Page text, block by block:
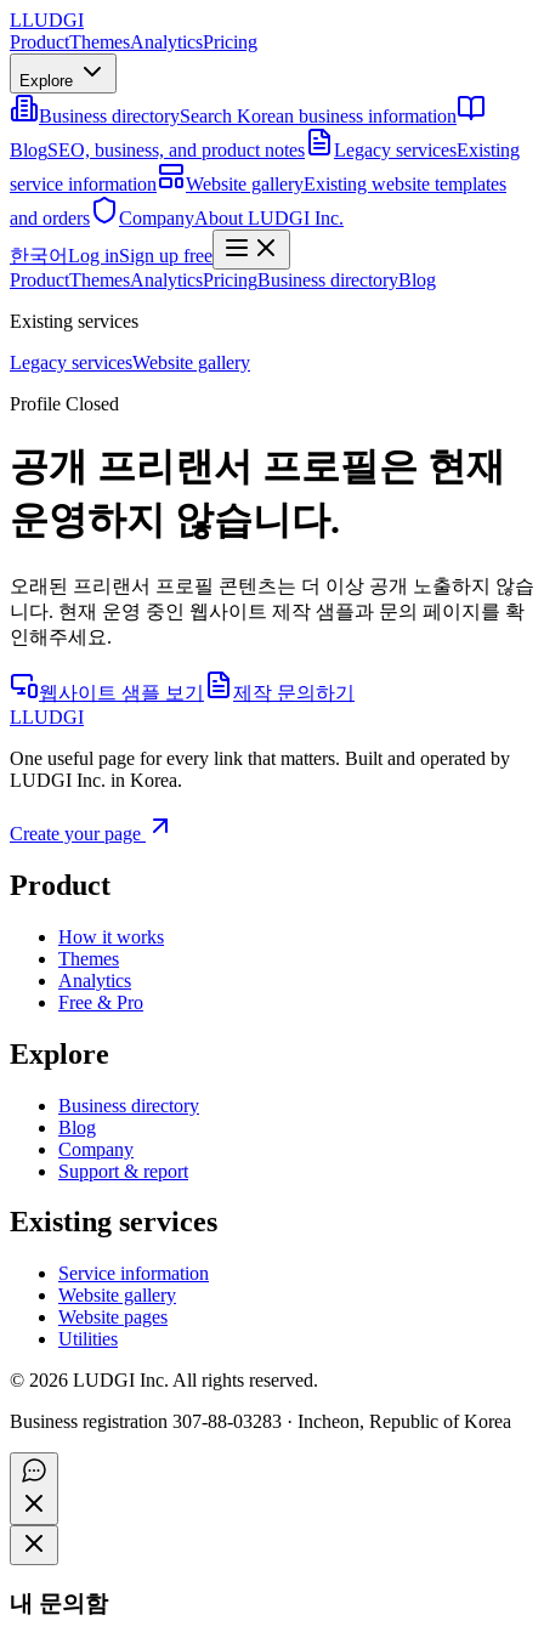
LLUDGI
ProductThemesAnalyticsPricing
Explore
Business directorySearch Korean business information
BlogSEO, business, and product notes Legacy servicesExisting
service information
Website galleryExisting website templates
and orders
CompanyAbout LUDGI Inc.
한국어Log inSign up free
ProductThemesAnalyticsPricingBusiness directoryBlog
Existing services
Legacy servicesWebsite gallery
Profile Closed
공개 프리랜서 프로필은 현재
운영하지 않습니다.
오래된 프리랜서 프로필 콘텐츠는 더 이상 공개 노출하지 않습
니다. 현재 운영 중인 웹사이트 제작 샘플과 문의 페이지를 확
인해주세요.
웹사이트 샘플 보기
제작 문의하기
LLUDGI
One useful page for every link that matters. Built and operated by
LUDGI Inc. in Korea.
Create your page
Product
How it works
Themes
Analytics
Free & Pro
Explore
Business directory
Blog
Company
Support & report
Existing services
Service information
Website gallery
Website pages
Utilities
© 2026 LUDGI Inc. All rights reserved.
Business registration 307-88-03283 · Incheon, Republic of Korea
내 문의함